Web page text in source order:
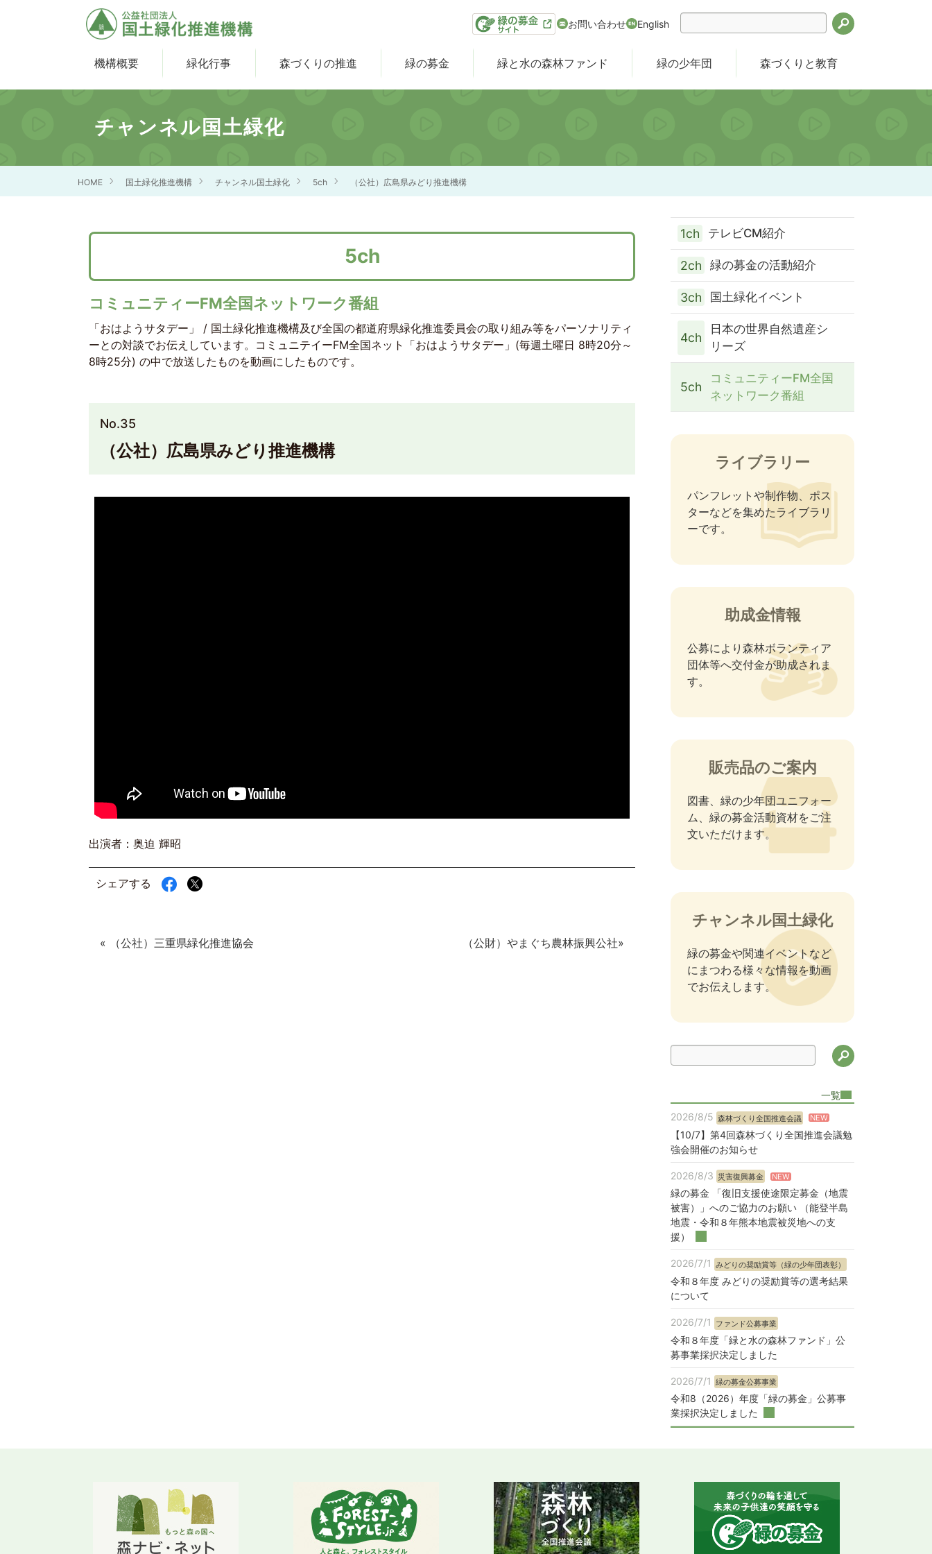
お問い合わせ English 検索
機構概要 緑化行事 森づくりの推進 緑の募金 緑と水の森林ファンド 緑の少年団 森づくりと教育
チャンネル国土緑化
HOME 国土緑化推進機構 チャンネル国土緑化 5ch （公社）広島県みどり推進機構
5ch
コミュニティーFM全国ネットワーク番組
「おはようサタデー」 / 国土緑化推進機構及び全国の都道府県緑化推進委員会の取り組み等をパーソナリティ
ーとの対談でお伝えしています。コミュニテイーFM全国ネット「おはようサタデー」(毎週土曜日 8時20分～
8時25分) の中で放送したものを動画にしたものです。
No.35
（公社）広島県みどり推進機構
出演者：奥迫 輝昭
シェアする
« （公社）三重県緑化推進協会 （公財）やまぐち農林振興公社»
1ch テレビCM紹介
2ch 緑の募金の活動紹介
3ch 国土緑化イベント
4ch
日本の世界自然遺産シ
リーズ
5ch
コミュニティーFM全国
ネットワーク番組
ライブラリー
パンフレットや制作物、ポス
ターなどを集めたライブラリ
ーです。
助成金情報
公募により森林ボランティア
団体等へ交付金が助成されま
す。
販売品のご案内
図書、緑の少年団ユニフォー
ム、緑の募金活動資材をご注
文いただけます。
チャンネル国土緑化
緑の募金や関連イベントなど
にまつわる様々な情報を動画
でお伝えします。
検索
一覧
2026/8/5 森林づくり全国推進会議 NEW
【10/7】第4回森林づくり全国推進会議勉
強会開催のお知らせ
2026/8/3 災害復興募金 NEW
緑の募金 「復旧支援使途限定募金（地震
被害）」へのご協力のお願い （能登半島
地震・令和８年熊本地震被災地への支
援）
2026/7/1 みどりの奨励賞等（緑の少年団表彰）
令和８年度 みどりの奨励賞等の選考結果
について
2026/7/1 ファンド公募事業
令和８年度「緑と水の森林ファンド」公
募事業採択決定しました
2026/7/1 緑の募金公募事業
令和8（2026）年度「緑の募金」公募事
業採択決定しました